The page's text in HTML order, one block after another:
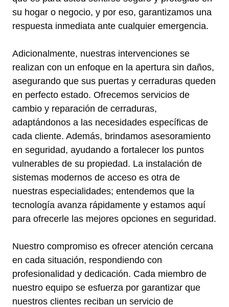
su hogar o negocio, y por eso, garantizamos una
respuesta inmediata ante cualquier emergencia.
Adicionalmente, nuestras intervenciones se
realizan con un enfoque en la apertura sin daños,
asegurando que sus puertas y cerraduras queden
en perfecto estado. Ofrecemos servicios de
cambio y reparación de cerraduras,
adaptándonos a las necesidades específicas de
cada cliente. Además, brindamos asesoramiento
en seguridad, ayudando a fortalecer los puntos
vulnerables de su propiedad. La instalación de
sistemas modernos de acceso es otra de
nuestras especialidades; entendemos que la
tecnología avanza rápidamente y estamos aquí
para ofrecerle las mejores opciones en seguridad.
Nuestro compromiso es ofrecer atención cercana
en cada situación, respondiendo con
profesionalidad y dedicación. Cada miembro de
nuestro equipo se esfuerza por garantizar que
nuestros clientes reciban un servicio de